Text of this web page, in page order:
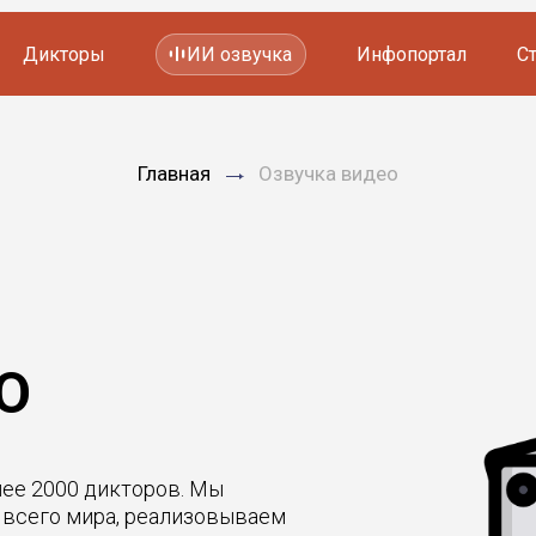
Мультфильмов
Дикторы ИИ озвучка Инфопортал
Главная Озвучка видео
2000 дикторов. Мы
мира, реализовываем